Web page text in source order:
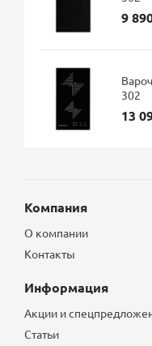
9
302
13
Компания
О компании
Контакты
Информация
Акции и
Статьи